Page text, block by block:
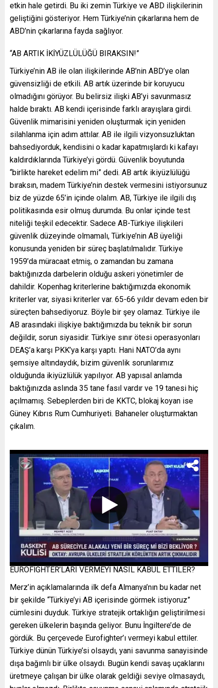
etkin hale getirdi. Bu iki zemin Türkiye ve ABD ilişkilerinin
geliştiğini gösteriyor. Hem Türkiye’nin çıkarlarına hem de
ABD’nin çıkarlarına fayda sağlıyor.
“AB ARTIK İKİYÜZLÜLÜĞÜ BIRAKSIN!”
Türkiye’nin AB ile olan ilişkilerinde AB’nin ABD’ye olan
güvensizliği de etkili. AB artık üzerinde bir koruyucu
olmadığını görüyor. Bu belirsiz ilişki AB’yi savunmasız
halde bıraktı. AB kendi içerisinde farklı arayışlara girdi.
Güvenlik mimarisini yeniden oluşturmak için yeniden
silahlanma için adım attılar. AB ile ilgili vizyonsuzluktan
bahsediyorduk, kendisini o kadar kapatmışlardı ki kafayı
kaldırdıklarında Türkiye’yi gördü. Güvenlik boyutunda
“birlikte hareket edelim mi” dedi. AB artık ikiyüzlülüğü
bıraksın, madem Türkiye’nin destek vermesini istiyorsunuz
biz de yüzde 65’in içinde olalım. AB, Türkiye ile ilgili dış
politikasında esir olmuş durumda. Bu onlar içinde test
niteliği teşkil edecektir. Sadece AB-Türkiye ilişkileri
güvenlik düzeyinde olmamalı, Türkiye’nin AB üyeliği
konusunda yeniden bir süreç başlatılmalıdır. Türkiye
1959’da müracaat etmiş, o zamandan bu zamana
baktığınızda darbelerin olduğu askeri yönetimler de
dahildir. Kopenhag kriterlerine baktığımızda ekonomik
kriterler var, siyasi kriterler var. 65-66 yıldır devam eden bir
süreçten bahsediyoruz. Böyle bir şey olamaz. Türkiye ile
AB arasındaki ilişkiye baktığımızda bu teknik bir sorun
değildir, sorun siyasidir. Türkiye sınır ötesi operasyonları
DEAŞ’a karşı PKK’ya karşı yaptı. Hani NATO’da aynı
şemsiye altındaydık, bizim güvenlik sorunlarımız
olduğunda ikiyüzlülük yapılıyor. AB yapısal anlamda
baktığınızda aslında 35 tane fasıl vardır ve 19 tanesi hiç
açılmamış. Sebeplerden biri de KKTC, blokaj koyan ise
Güney Kıbrıs Rum Cumhuriyeti. Bahaneler oluşturmaktan
çıkalım.
EUROFİGHTER’LARI VERMEYİ NASIL KABUL ETTİLER?
Merz’in açıklamalarında ilk defa Almanya’nın bu kadar net
bir şekilde “Türkiye’yi AB içerisinde görmek istiyoruz”
cümlesini duyduk. Türkiye stratejik ortaklığın geliştirilmesi
gereken ülkelerin başında geliyor. Bunu İngiltere’de de
gördük. Bu çerçevede Eurofighter’ı vermeyi kabul ettiler.
Türkiye dünün Türkiye’si olsaydı, yani savunma sanayisinde
dışa bağımlı bir ülke olsaydı. Bugün kendi savaş uçaklarını
üretmeye çalışan bir ülke olarak geldiği seviye olmasaydı,